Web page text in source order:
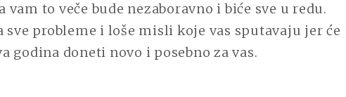
to veče bude nezaboravno i biće sve u redu.
sve probleme i loše misli koje vas sputavaju jer će
godina doneti novo i posebno za vas.